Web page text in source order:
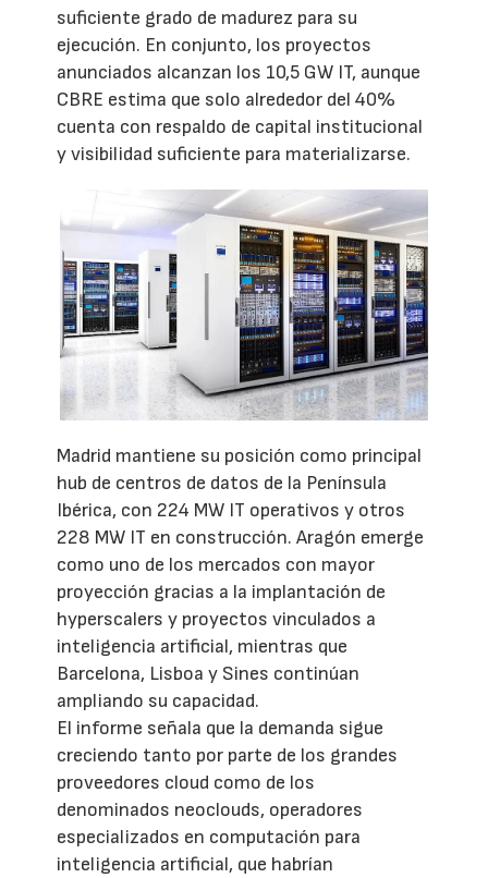
suficiente grado de madurez para su
ejecución. En conjunto, los proyectos
anunciados alcanzan los 10,5 GW IT, aunque
CBRE estima que solo alrededor del 40%
cuenta con respaldo de capital institucional
y visibilidad suficiente para materializarse.
Madrid mantiene su posición como principal
hub de centros de datos de la Península
Ibérica, con 224 MW IT operativos y otros
228 MW IT en construcción. Aragón emerge
como uno de los mercados con mayor
proyección gracias a la implantación de
hyperscalers y proyectos vinculados a
inteligencia artificial, mientras que
Barcelona, Lisboa y Sines continúan
ampliando su capacidad.
El informe señala que la demanda sigue
creciendo tanto por parte de los grandes
proveedores cloud como de los
denominados neoclouds, operadores
especializados en computación para
inteligencia artificial, que habrían